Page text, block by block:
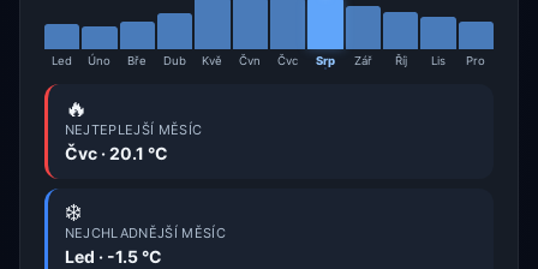
Led Úno Bře Dub Kvě Čvn Čvc Srp Zář Říj Lis Pro
🔥
NEJTEPLEJŠÍ MĚSÍC
Čvc · 20.1 °C
❄️
NEJCHLADNĚJŠÍ MĚSÍC
Led · -1.5 °C